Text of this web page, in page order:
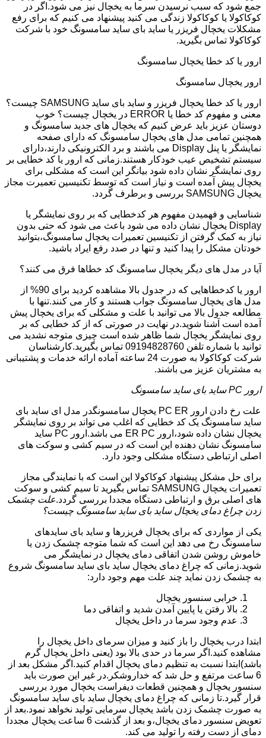
جمع شود که سبب نرسیدن سرما به یخچال نیز می شود.اگر در
کوکاکولا یا کوکاکولا زندگی می کنید پیشنهاد می کنیم که برای رفع
مشکلات یخچال فریزر یا ساید بای ساید سامسونگ خود با شرکت
کوکاکولا تماس بگیرید.
ارور یا کد خطا یخچال سامسونگ
ارور یخچال سامسونگ
ارور یا کد خطا یخچال فریزر و ساید بای ساید SAMSUNG چیست؟
معنی و مفهوم کد خطا یا ERROR در یخچال چیست؟ خوب
دوستان عزیز باید عرض کنیم که یخچال های جدید سامسونگ و
همچنین تمامی مدل های یخچال سامسونگ که دارای صفحه
نمایشگر یا پنل Display می باشند و برد الکترونیکی دارند،دارای
سیستم تشخیص عیب خودکار هستند.زمانی که ارور یا کد خطایی بر
روی نمایشگر نشان داده شود بیانگر این است که مشکلی برای
یخچال پیش آمده است و نیاز است که توسط تکنیسین تعمیرت مجاز
یخچال SAMSUNG بررسی و برطرف گردد.
شناسایی و فهمیدن مفهوم هر کدخطایی که بر روی نمایشگر یا
Display یخچال نشان داده می شود باعث می شود که حتی بدون
نیاز به کمک گرفتن از تکنیسین تعمیرات یخچال سامسونگ،بتوانید
خودتان مشکل را پیدا کنید و تنها در صدد رفع ایراد باشید.
آیا در مدل های دیگر یخچال سامسونگ کد خطاها فرق می کنند؟
ارور یا کدخطاهایی که در جدول بالا مشاهده کردید برای 90% از
مدل های یخچال سامسونگ جواب هستند و کار می کنند.تنها با
مطالعه جدول بالا می توانید با علت و مشکلی که برای یخچال پیش
آمده است آشنا شوید.در نهایت در صورتی که از کد خطایی که بر
روی نمایشگر یخچال شما ظاهر شده است چیزی متوجه نشدید می
توانید با شماره تلفن 09194828760 تماس بگیرید.کارشناسان
شرکت کوکاکولا به صورت 24 ساعته آماده ارائه خدمات و پشتیبانی
به مشتریان عزیز می باشند.
ارور PC ساید بای ساید سامسونگ
علت رخ دادن ارور PC ER یخچال سامسونگدر مدل ای ساید بای
ساید سامسونگ یک کد خطایی که اغلب می تواند بر روی نمایشگر
یخچال نشان داده شود،ارور ER PC می باشد.ارور PC ساید
سامسونگ نشان دهنده این است که در سیم کشی و سوکت های
اصلی ارتباطی دستگاه مشکلی وجود دارد.
برای حل مشکل پیشنهاد کوکاکولا این است که با نمایندگی مجاز
تعمیرات یخچال SAMSUNG تماس بگیرید تا سیم کشی و سوکت
های اصلی برق و ارتباطی دستگاه مجددا بررسی گردد.علت چشمک
زدن چراغ دمای یخچال ساید بای ساید سامسونگ چیست؟
یکی از مواردی که برای یخچال فریزرها و ساید بای سایدهای
سامسونگ رخ می دهد این است که شما متوجه چشمک زدن یا
خاموش روشن شدن اتفاقی دمای یخچال در نمایشگر می
شوید.زمانی که چراغ دمای یخچال ساید بای ساید سامسونگ شروع
به چشمک زدن نماید چند علت مهم وجود دارد:
خرابی سنسور یخچال
بالا رفتن یا پایین آمدن شدید و اتفاقی دما
عدم وجود سرما در داخل یخچال
ابتدا درب یخچال را باز کنید و میزان سرمای داخل یخچال را
مشاهده کنید.اگر سرما در حدی بالا بود (یعنی داخل یخچال گرم
باشد)ابتدا نسبت به تنظیم دمای یخچال اقدام کنید.اگر مشکل بعد از
6 ساعت مرتفع و حل شد که خداروشکر.در غیر این صورت باید
سنسور یخچال و همچنین قطعات دیفراست یخچال مورد بررسی
قرار گیرد.تا زمانی که چراغ دمای یخچال ساید بای ساید سامسونگ
به صورت چشمک زدن باشد یخچال سرمایی تولید نخواهد نمود.بعد از
تعویض سنسور دمای یخچال،و بعد از گذشت 6 ساعت یخچال مجددا
دمای از دست رفته را تولید می کند.